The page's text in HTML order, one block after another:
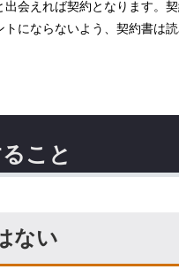
会えれば契約となります。
にならないよう、契約書は
こと
ない